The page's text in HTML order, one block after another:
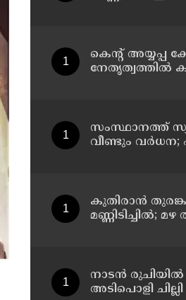
കെന്റ് അയ്യപ്പ
നേതൃത്വത്തിൽ
സംസ്ഥാനത്ത്
വീണ്ടും വര്‍ധന;
കുതിരാന്‍
മണ്ണിടിച്ചില്‍;
നാടൻ
അടിപൊളി